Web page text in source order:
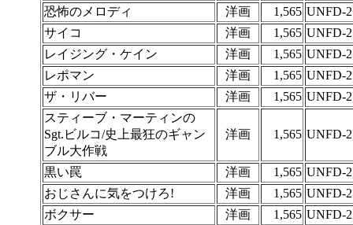
恐怖のメロディ
洋画 1,565 UNFD-
サイコ
洋画 1,565 UNFD-
レイジング・ケイン
洋画 1,565 UNFD-
レポマン
洋画 1,565 UNFD-
ザ・リバー
洋画 1,565 UNFD-
スティーブ・マーティンの
Sgt.ビルコ/史上最狂のギャン
ブル大作戦
洋画 1,565 UNFD-
黒い罠 洋画 1,565 UNFD-
おじさんに気をつけろ!
洋画 1,565 UNFD-
ボクサー
洋画 1,565 UNFD-